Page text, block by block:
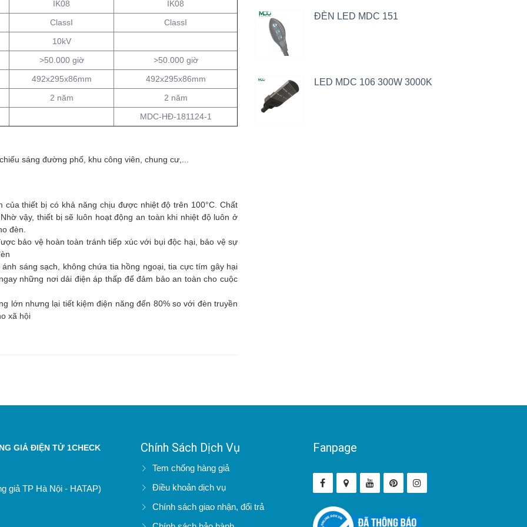
IK08
IK08
ClassI
ClassI
10kV
>50.000 giờ
>50.000 giờ
492x295x86mm
492x295x86mm
2 năm
2 năm
MDC-HĐ-181124-1
sáng đường phố, khu công viên, chung cư,...
của thiết bị có khả năng chịu được nhiệt độ trên 100°C. Chất
vậy, thiết bị sẽ luôn hoạt động an toàn khi nhiệt độ luôn ở
đèn.
bảo vệ hoàn toàn tránh tiếp xúc với bụi độc hại, bảo vệ sự
sáng sạch, không chứa tia hồng ngoại, tia cực tím gây hại
những nơi dải điện áp thấp để đảm bảo an toàn cho cuộc
lớn nhưng lại tiết kiệm điện năng đến 80% so với đèn truyền
xã hội
ĐÈN LED MDC 151
LED MDC 106 300W 3000K
GIẢ ĐIỆN TỬ 1CHECK
giả TP Hà Nội - HATAP)
Chính Sách Dịch Vụ
Tem chống hàng giả
Điều khoản dịch vụ
Chính sách giao nhận, đổi trả
Fanpage